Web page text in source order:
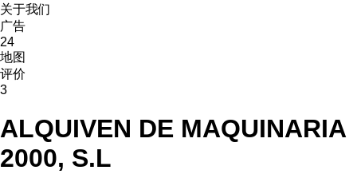
关于我们
广告
24
地图
评价
3
ALQUIVEN DE MAQUINARIA
2000, S.L